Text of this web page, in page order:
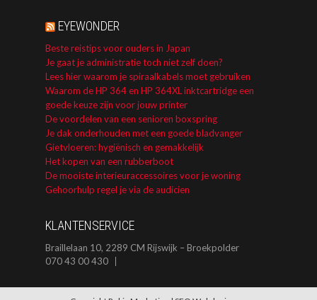
EYEWONDER
Beste reistips voor ouders in Japan
Je gaat je administratie toch niet zelf doen?
Lees hier waarom je spiraalkabels moet gebruiken
Waarom de HP 364 en HP 364XL inktcartridge een
goede keuze zijn voor jouw printer
De voordelen van een senioren boxspring
Je dak onderhouden met een goede bladvanger
Gietvloeren: hygiënisch en gemakkelijk
Het kopen van een rubberboot
De mooiste interieuraccessoires voor je woning
Gehoorhulp regel je via de audicien
KLANTENSERVICE
Braillelaan 10, 2289 CM Rijswijk – Broekpolder
070 43 00 430